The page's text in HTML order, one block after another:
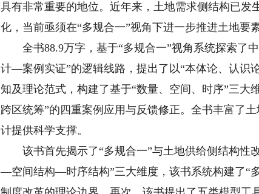
具有非常重要的地位。近年来，土地需求侧结构已
化，当前亟须在“多规合一”视角下进一步推进土地要
全书88.9万字，基于“多规合一”视角系统探索了
计—案例实证”的逻辑线路，提出了以“本体论、认识
知及理论范式，构建了基于“数量、空间、时序”三大
跨区统筹”的四重案例应用与反馈修正。全书丰富了
计提供科学支撑。
该书首先揭示了“多规合一”与土地供给侧结构性
—空间结构—时序结构”三大维度，该书系统构建了“